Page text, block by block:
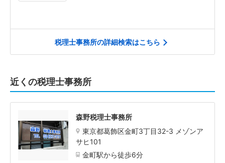
税理士事務所の詳細検索はこちら
近くの税理士事務所
森野税理士事務所
東京都葛飾区金町3丁目32-3 メゾンア
サヒ101
金町駅から徒歩6分